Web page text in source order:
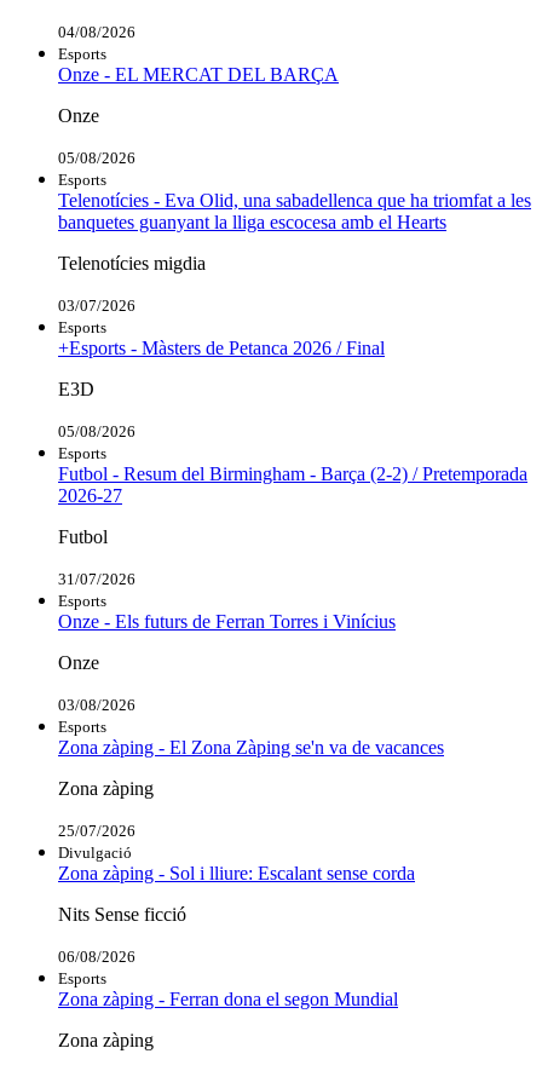
04/08/2026
Esports
Onze - EL MERCAT DEL BARÇA
Onze
05/08/2026
Esports
Telenotícies - Eva Olid, una sabadellenca que ha triomfat a les
banquetes guanyant la lliga escocesa amb el Hearts
Telenotícies migdia
03/07/2026
Esports
+Esports - Màsters de Petanca 2026 / Final
E3D
05/08/2026
Esports
Futbol - Resum del Birmingham - Barça (2-2) / Pretemporada
2026-27
Futbol
31/07/2026
Esports
Onze - Els futurs de Ferran Torres i Vinícius
Onze
03/08/2026
Esports
Zona zàping - El Zona Zàping se'n va de vacances
Zona zàping
25/07/2026
Divulgació
Zona zàping - Sol i lliure: Escalant sense corda
Nits Sense ficció
06/08/2026
Esports
Zona zàping - Ferran dona el segon Mundial
Zona zàping